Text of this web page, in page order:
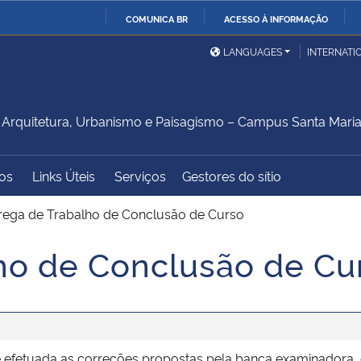
COMUNICA BR ACESSO À INFORMAÇÃO
Ministério da Defesa
Ministério das Relações
Exteriores
Ministério do
Desenvolvimento Regional
Controladoria-Geral da
União
Advocacia-Geral da União Banco Central do Brasil
LANGUAGES
Urbanismo e Paisagismo – Campus Santa Maria
Links Úteis Serviços Gestores do sítio
de Trabalho de Conclusão de Curso
de Conclusão de
as correções propostas pela banca